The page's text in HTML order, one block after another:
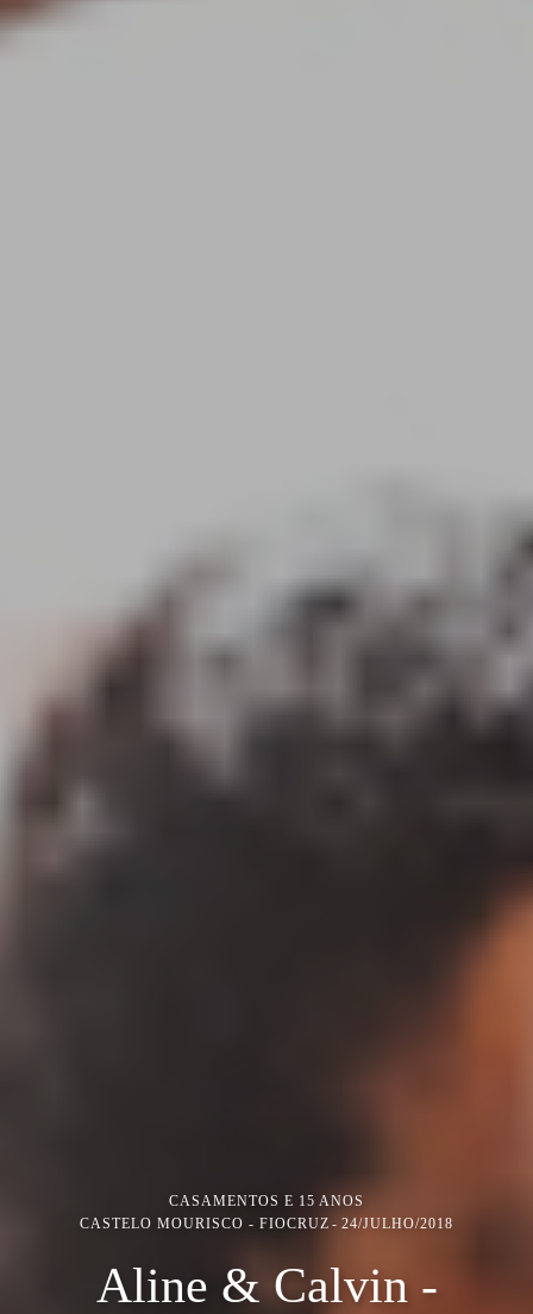
CASAMENTOS E 15 ANOS
CASTELO MOURISCO - FIOCRUZ
24/JULHO/2018
Aline & Calvin -